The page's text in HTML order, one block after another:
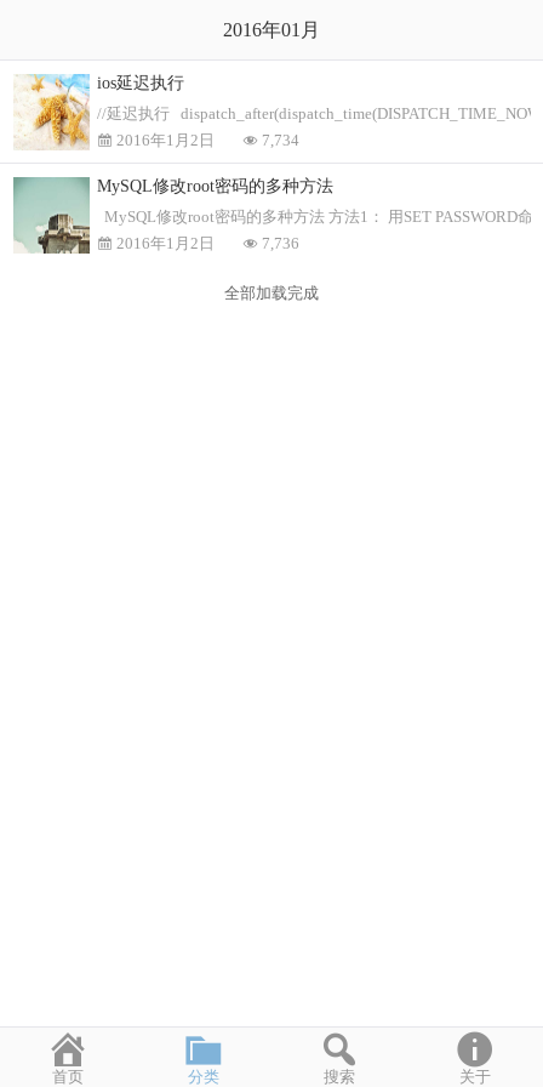
2016年01月
ios延迟执行
//延迟执行
2016年1月2日
7,734
MySQL修改root密码的多种方法
MySQL修改root密码的多种方法 方法1： 用SET PASSWORD
2016年1月2日
7,736
全部加载完成
首页 分类 搜索 关于